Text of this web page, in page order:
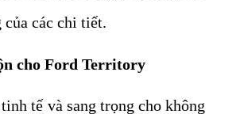
các chi tiết.
cho Ford Territory
tế và sang trọng cho không